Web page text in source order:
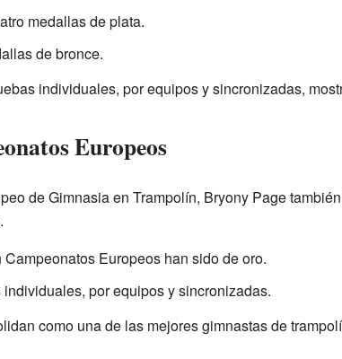
medallas de plata.
de bronce.
individuales, por equipos y sincronizadas,
Europeos
de Gimnasia en Trampolín, Bryony Page
Europeos han sido de oro.
por equipos y sincronizadas.
como una de las mejores gimnastas de